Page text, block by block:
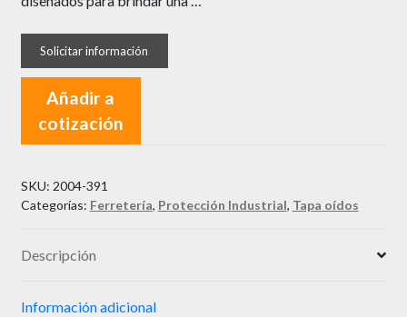
Añadir a
cotización
SKU: 2004-391
Categorías: Ferretería, Protección Industrial, Tapa oídos
Descripción
Información adicional